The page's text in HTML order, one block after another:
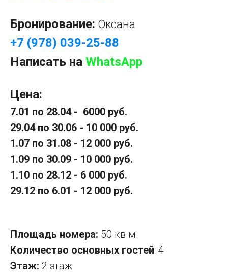
Бронирование: Оксана
+7 (978) 039-25-88
Написать на WhatsApp
Цена:
7.01 по 28.04 - 6000 руб.
29.04 по 30.06 - 10 000 руб.
1.07 по 31.08 - 12 000 руб.
1.09 по 30.09 - 10 000 руб.
1.10 по 28.12 - 6 000 руб.
29.12 по 6.01 - 12 000 руб.
Площадь номера: 50 кв м
Количество основных гостей: 4
Этаж: 2 этаж